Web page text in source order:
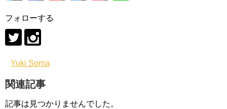
フォローする
Yuki Soma
関連記事
記事は見つかりませんでした。